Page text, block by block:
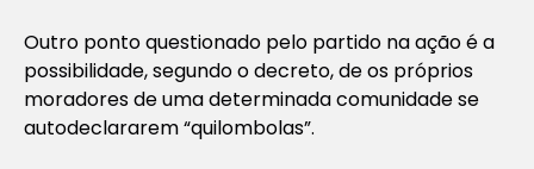
Outro ponto questionado pelo partido na ação é a
possibilidade, segundo o decreto, de os próprios
moradores de uma determinada comunidade se
autodeclararem “quilombolas”.